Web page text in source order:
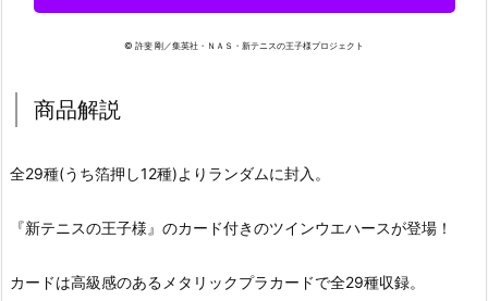
© 許斐 剛／集英社・ＮＡＳ・新テニスの王子様プロジェクト
商品解説
全29種(うち箔押し12種)よりランダムに封入。
『新テニスの王子様』のカード付きのツインウエハースが登場！
カードは高級感のあるメタリックプラカードで全29種収録。